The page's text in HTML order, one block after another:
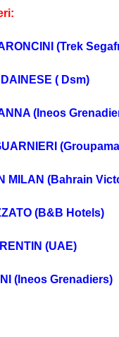
(Trek
( Dsm)
(Ineos
MILAN (Bahrain
(B&B Hotels)
(UAE)
(Ineos Grenadiers)